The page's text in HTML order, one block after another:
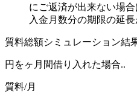
にご返済が出来ない場
入金月数分の期限の延長
質料総額シミュレーション結
円をヶ月間借り入れた場合..
質料/月